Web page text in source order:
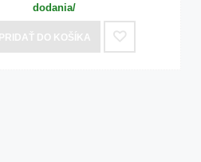
dodania/
PRIDAŤDO KOŠÍKA